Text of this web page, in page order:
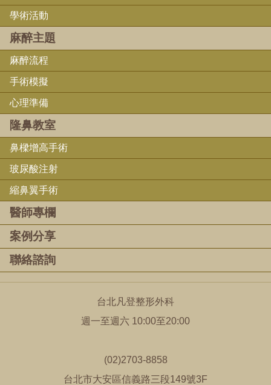
學術活動
麻醉主題
麻醉流程
手術模擬
心理準備
隆鼻教室
鼻樑增高手術
玻尿酸注射
縮鼻翼手術
醫師專欄
案例分享
聯絡諮詢
台北凡登整形外科
週一至週六 10:00至20:00
(02)2703-8858
台北市大安區信義路三段149號3F